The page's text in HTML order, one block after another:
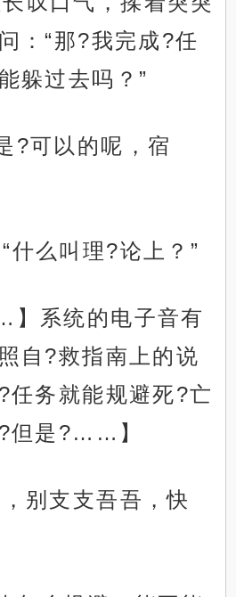
：“那?我完成?任
躲过去吗？”
?可以的呢，宿
什么叫理?论上？”
】系统的电子音有
自?救指南上的说
任务就能规避死?亡
但是?……】
别支支吾吾，快